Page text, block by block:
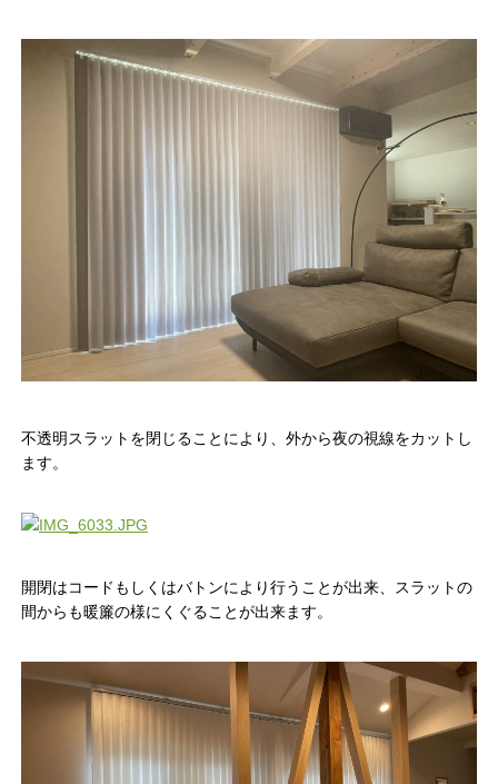
不透明スラットを閉じることにより、外から夜の視線をカットし
ます。
開閉はコードもしくはバトンにより行うことが出来、スラットの
間からも暖簾の様にくぐることが出来ます。